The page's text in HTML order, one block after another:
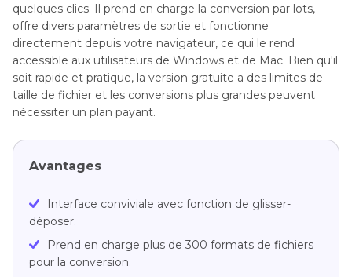
quelques clics. Il prend en charge la conversion par lots,
offre divers paramètres de sortie et fonctionne
directement depuis votre navigateur, ce qui le rend
accessible aux utilisateurs de Windows et de Mac. Bien qu'il
soit rapide et pratique, la version gratuite a des limites de
taille de fichier et les conversions plus grandes peuvent
nécessiter un plan payant.
Avantages
Interface conviviale avec fonction de glisser-
déposer.
Prend en charge plus de 300 formats de fichiers
pour la conversion.